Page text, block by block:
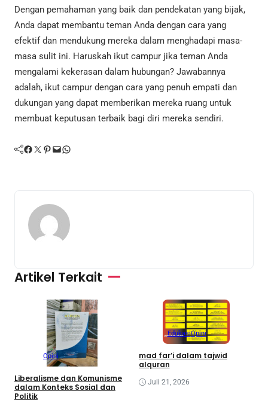
Dengan pemahaman yang baik dan pendekatan yang bijak,
Anda dapat membantu teman Anda dengan cara yang
efektif dan mendukung mereka dalam menghadapi masa-
masa sulit ini. Haruskah ikut campur jika teman Anda
mengalami kekerasan dalam hubungan? Jawabannya
adalah, ikut campur dengan cara yang penuh empati dan
dukungan yang dapat memberikan mereka ruang untuk
membuat keputusan terbaik bagi diri mereka sendiri.
Facebook Twitter Pinterest Mail WhatsApp
Artikel Terkait
Opini
Liberalisme dan Komunisme
dalam Konteks Sosial dan
Politik
EdukasiOpini
mad far’i dalam tajwid
alquran
Juli 21, 2026